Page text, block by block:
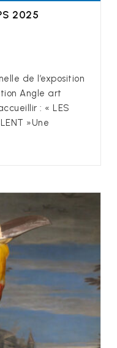
2025
de l’exposition
Angle art
: « LES
»Une